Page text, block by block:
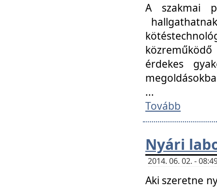
A szakmai
érdekes
...
Tovább
Nyári
2014. 06. 02. -
Aki szeretne